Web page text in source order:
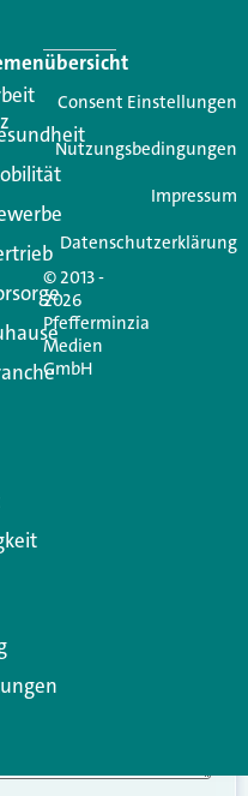
Alles, was
Mit nur einem
veröffentlicht.
© 2013 -
2026
Pfefferminzia
Medien
GmbH
Consent Einstellungen
Nutzungsbedingungen
Impressum
Datenschutzerklärung